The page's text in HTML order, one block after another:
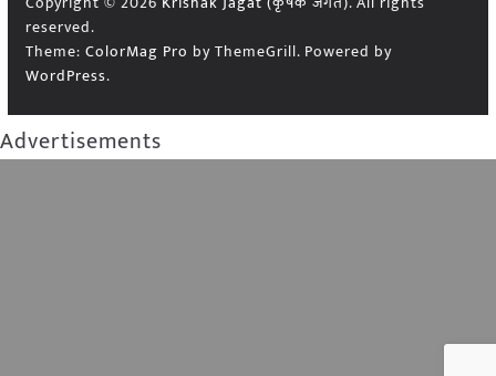
reserved.
Theme: ColorMag Pro by ThemeGrill. Powered by
WordPress.
Advertisements